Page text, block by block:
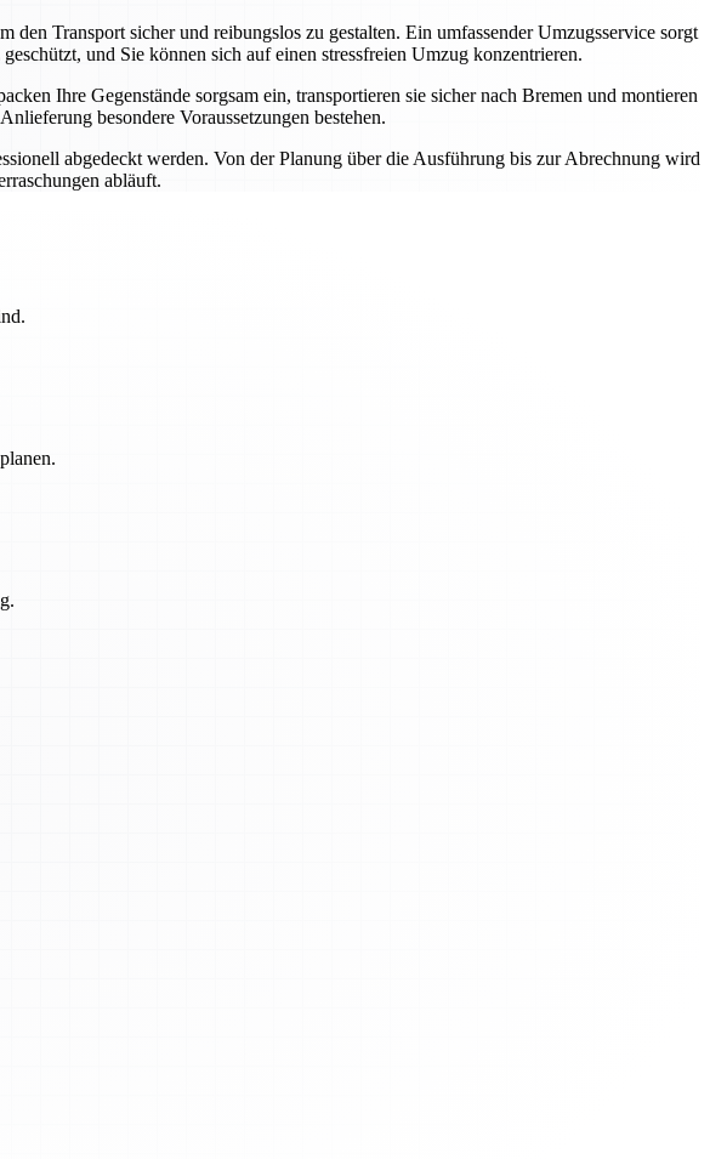
Transport sicher und reibungslos zu gestalten. Ein umfassender Umzugsservice sorgt
und Sie können sich auf einen stressfreien Umzug konzentrieren.
Ihre Gegenstände sorgsam ein, transportieren sie sicher nach Bremen und montieren
besondere Voraussetzungen bestehen.
abgedeckt werden. Von der Planung über die Ausführung bis zur Abrechnung wird
abläuft.